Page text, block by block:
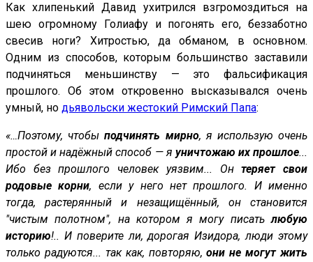
Как хлипенький Давид ухитрился взгромоздиться на
шею огромному Голиафу и погонять его, беззаботно
свесив ноги? Хитростью, да обманом, в основном.
Одним из способов, которым большинство заставили
подчиняться меньшинству — это фальсификация
прошлого. Об этом откровенно высказывался очень
умный, но дьявольски жестокий Римский Папа:
«…Поэтому, чтобыподчинять мирно, я использую очень
простой и надёжный способ — я уничтожаю их прошлое...
Ибо без прошлого человек уязвим... Онтеряет свои
родовые корни, если у него нет прошлого. И именно
тогда, растерянный и незащищённый, он становится
"чистым полотном", на котором я могу писатьлюбую
историю!.. И поверите ли, дорогая Изидора, люди этому
только радуются... так как, повторяю,они не могут жить